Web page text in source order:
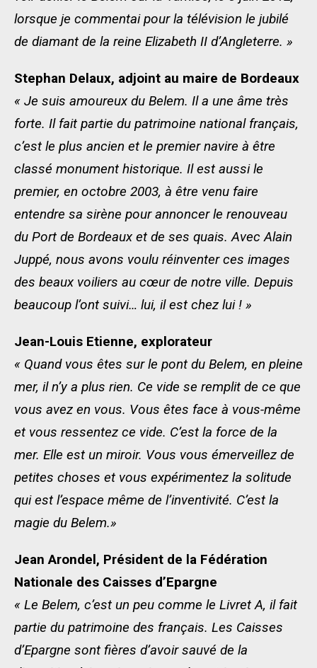
lorsque je commentai pour la télévision le jubilé
de diamant de la reine Elizabeth II d’Angleterre. »
Stephan Delaux, adjoint au maire de Bordeaux
« Je suis amoureux du Belem. Il a une âme très
forte. Il fait partie du patrimoine national français,
c’est le plus ancien et le premier navire à être
classé monument historique. Il est aussi le
premier, en octobre 2003, à être venu faire
entendre sa sirène pour annoncer le renouveau
du Port de Bordeaux et de ses quais. Avec Alain
Juppé, nous avons voulu réinventer ces images
des beaux voiliers au cœur de notre ville. Depuis
beaucoup l’ont suivi… lui, il est chez lui ! »
Jean-Louis Etienne, explorateur
« Quand vous êtes sur le pont du Belem, en pleine
mer, il n’y a plus rien. Ce vide se remplit de ce que
vous avez en vous. Vous êtes face à vous-même
et vous ressentez ce vide. C’est la force de la
mer. Elle est un miroir. Vous vous émerveillez de
petites choses et vous expérimentez la solitude
qui est l’espace même de l’inventivité. C’est la
magie du Belem.»
Jean Arondel, Président de la Fédération
Nationale des Caisses d’Epargne
« Le Belem, c’est un peu comme le Livret A, il fait
partie du patrimoine des français. Les Caisses
d’Epargne sont fières d’avoir sauvé de la